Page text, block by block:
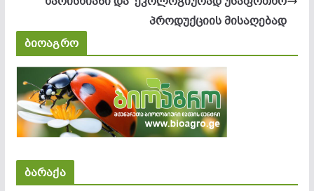
პროდუქციის მისაღებად
ბიოაგრო
ბარაქა